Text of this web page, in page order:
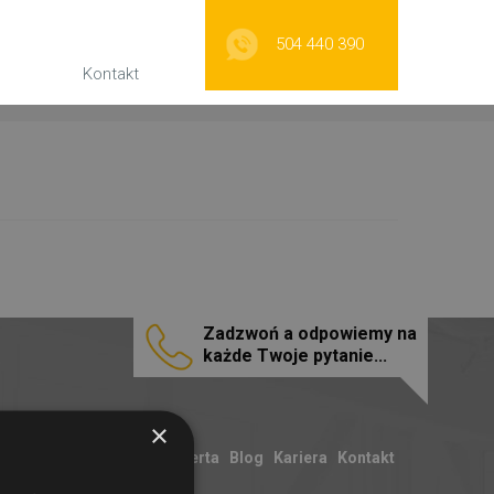
Kontakt
504 440 390
Zadzwoń a odpowiemy na
każde Twoje pytanie...
Oferta Blog Kariera Kontakt
×